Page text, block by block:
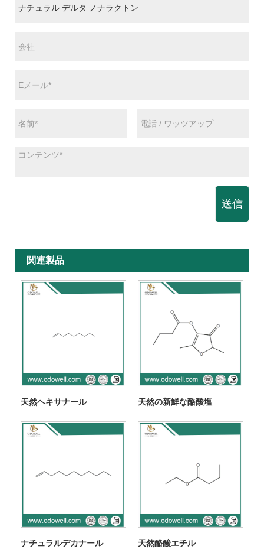
送信
関連製品
天然ヘキサナール 天然の新鮮な酪酸塩
ナチュラルデカナール 天然酪酸エチル